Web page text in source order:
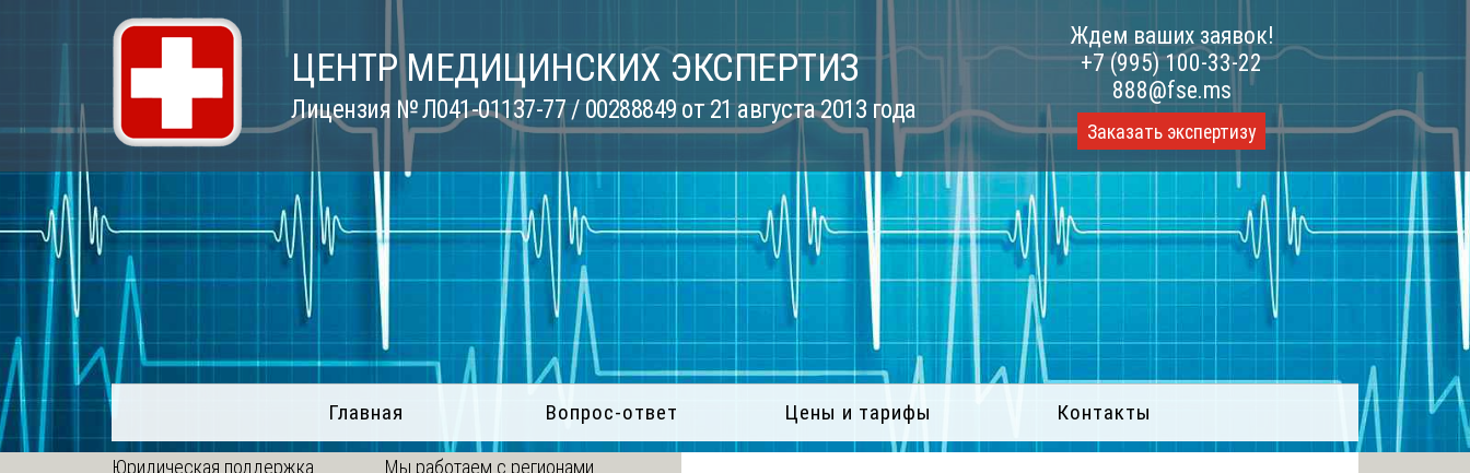
ЦЕНТР МЕДИЦИНСКИХ ЭКСПЕРТИЗ
Лицензия № Л041-01137-77 / 00288849 от 21 августа 2013 года
Ждем ваших заявок!
+7 (995) 100-33-22
888@fse.ms
Заказать экспертизу
Главная Вопрос-ответ Цены и тарифы Контакты
Юридическая поддержка
Мы работаем с регионами